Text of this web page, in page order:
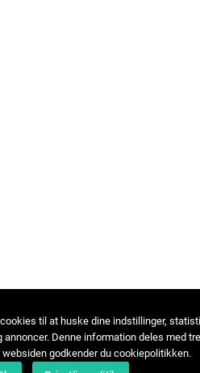
til at huske dine indstillinger,
Denne information deles med
godkender du cookiepolitikken.